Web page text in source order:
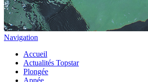
Navigation
Accueil
Actualités Topstar
Plongée
Apnée